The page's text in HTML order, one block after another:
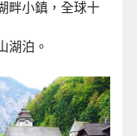
畔小鎮，全球十
湖泊。